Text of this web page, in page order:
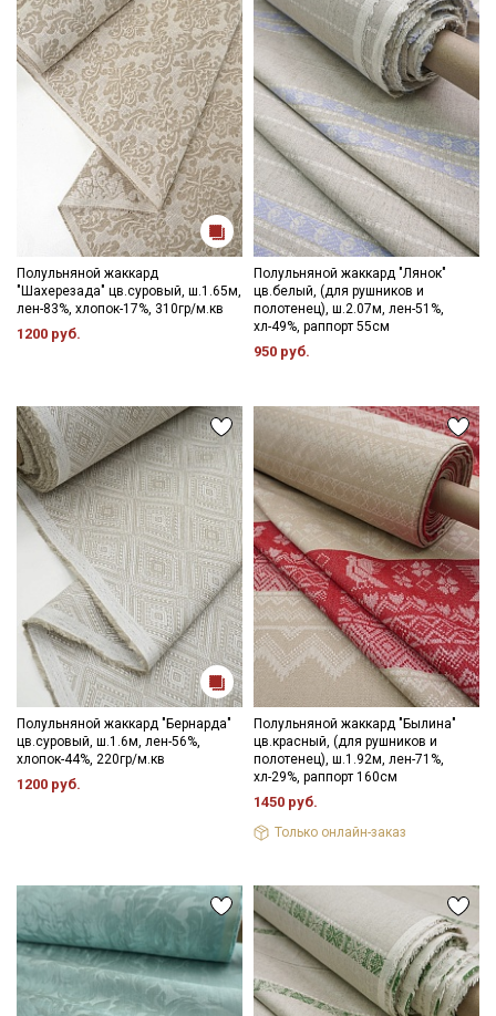
Полульняной жаккард
"Шахерезада" цв.суровый, ш.1.65м,
лен-83%, хлопок-17%, 310гр/м.кв
1200 руб.
Полульняной жаккард "Лянок"
цв.белый, (для рушников и
полотенец), ш.2.07м, лен-51%,
хл-49%, раппорт 55см
950 руб.
Полульняной жаккард "Бернарда"
цв.суровый, ш.1.6м, лен-56%,
хлопок-44%, 220гр/м.кв
1200 руб.
Полульняной жаккард "Былина"
цв.красный, (для рушников и
полотенец), ш.1.92м, лен-71%,
хл-29%, раппорт 160см
1450 руб.
Только онлайн-заказ
Мы публикуем здесь дополнительные
промокоды и скидки до 30% на узкие
категории тканей
Электронная почта
Подписаться
Ознакомлен(а) с
Политикой обработки персональных
данных
Согласие на обработку персональных
информационных рассылок